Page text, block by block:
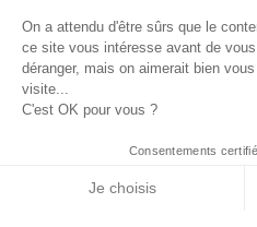
On a attendu d'être sûrs que le
ce site vous intéresse avant de vous
déranger, mais on aimerait bien
visite...
C'est OK pour vous ?
Consentements
Je choisis